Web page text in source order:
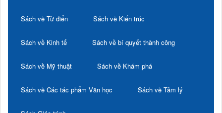
Sách về Từ điển Sách về Kiến trúc
Sách về Kinh tế Sách về bí quyết thành công
Sách về Mỹ thuật Sách về Khám phá
Sách về Các tác phẩm Văn học Sách về Tâm lý